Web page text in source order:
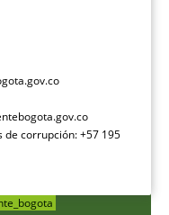
de corrupción: +57 195